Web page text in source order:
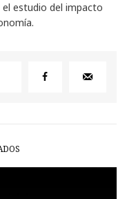
el estudio del impacto